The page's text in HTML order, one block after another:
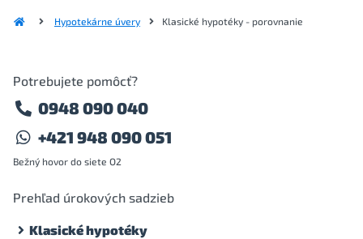
Hypotekárne úvery Klasické hypotéky - porovnanie
Potrebujete pomôcť?
0948 090 040
+421 948 090 051
Bežný hovor do siete O2
Prehľad úrokových sadzieb
Klasické hypotéky